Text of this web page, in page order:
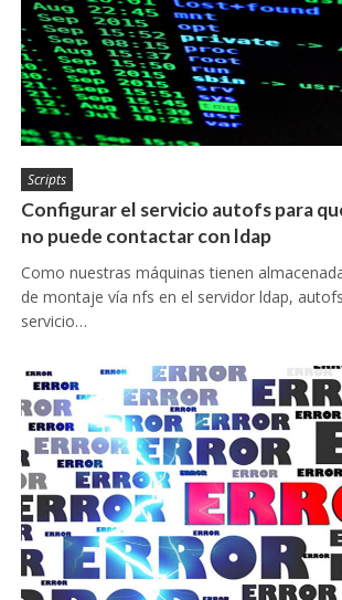
Scripts
Configurar el servicio autofs para
no puede contactar con ldap
Como nuestras máquinas tienen
de montaje vía nfs en el servidor ldap,
servicio…